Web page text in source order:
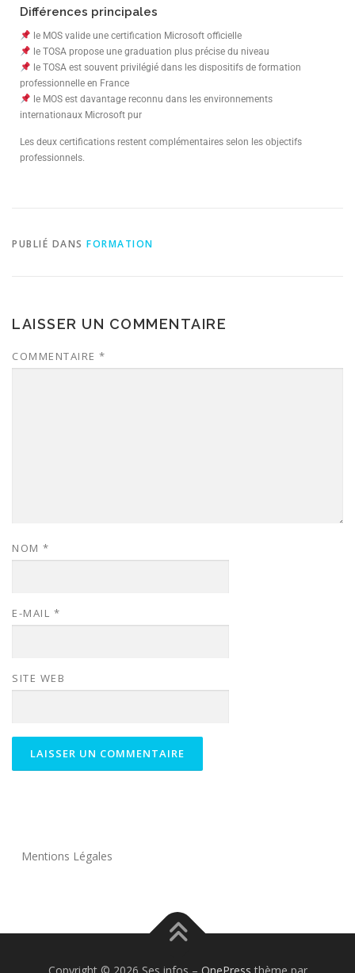
Différences principales
le MOS valide une certification Microsoft officielle
le TOSA propose une graduation plus précise du niveau
le TOSA est souvent privilégié dans les dispositifs de formation
professionnelle en France
le MOS est davantage reconnu dans les environnements
internationaux Microsoft pur
Les deux certifications restent complémentaires selon les objectifs
professionnels.
PUBLIÉ DANS FORMATION
LAISSER UN COMMENTAIRE
COMMENTAIRE *
NOM *
E-MAIL *
SITE WEB
Mentions Légales